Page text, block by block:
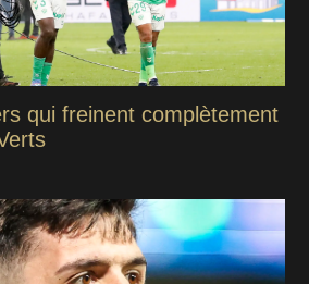
qui freinent complètement